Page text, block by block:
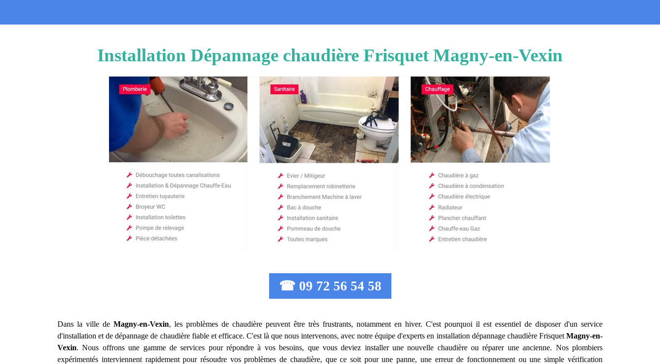
Installation Dépannage chaudière Frisquet Magny-en-Vexin
☎ 09 72 56 54 58
Dans la ville deMagny-en-Vexin, les problèmes de chaudière peuvent être très frustrants, notamment en hiver. C'est pourquoi il est essentiel de disposer d'un service
d'installation et de dépannage de chaudière fiable et efficace. C'est là que nous intervenons, avec notre équipe d'experts en installation dépannage chaudière Frisquet Magny-en-
Vexin. Nous offrons une gamme de services pour répondre à vos besoins, que vous deviez installer une nouvelle chaudière ou réparer une ancienne. Nos plombiers
expérimentés interviennent rapidement pour résoudre vos problèmes de chaudière, que ce soit pour une panne, une erreur de fonctionnement ou une simple vérification